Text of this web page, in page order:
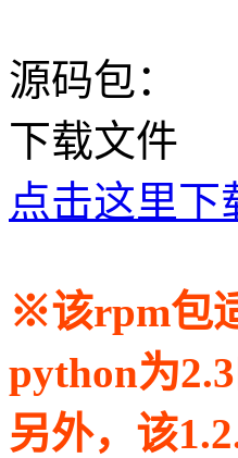
源码包：
下载文件
点击这里下
※该rpm包
python为
另外，该